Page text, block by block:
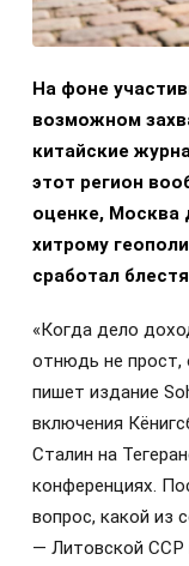
На фоне
возможном
китайские
этот регион
оценке, Москва
хитрому
сработал
«Когда дело
отнюдь не прост,
пишет издание
включения
Сталин на
конференциях.
вопрос, какой из
— Литовской ССР